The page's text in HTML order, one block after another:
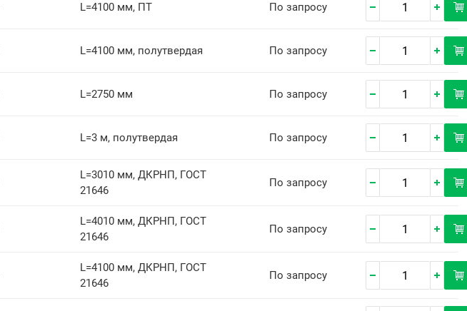
L=4100 мм, ПТ По запросу
L=4100 мм, полутвердая По запросу
L=2750 мм По запросу
L=3 м, полутвердая По запросу
L=3010 мм, ДКРНП, ГОСТ
21646
По запросу
L=4010 мм, ДКРНП, ГОСТ
21646
По запросу
L=4100 мм, ДКРНП, ГОСТ
21646
По запросу